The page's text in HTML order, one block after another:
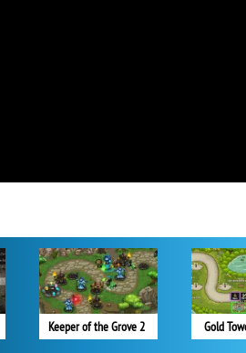
Keeper of the Grove 2 Gold